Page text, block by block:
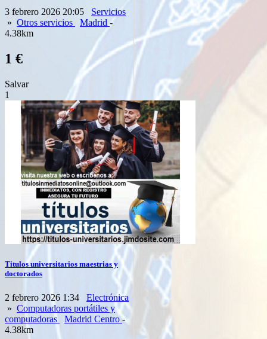
3 febrero 2026 20:05
Servicios
» Otros servicios Madrid -
4.38km
1 €
Salvar
1
Titulos universitarios maestrias y
doctorados
2 febrero 2026 1:34
Electrónica
» Computadoras portátiles y
computadoras
Madrid Centro-
4.38km